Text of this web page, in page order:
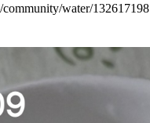
water/132617198